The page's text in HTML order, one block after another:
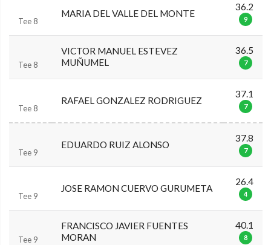
Tee 8
MARIA DEL VALLE DEL MONTE
36.2
9
Tee 8
VICTOR MANUEL ESTEVEZ
MUÑUMEL
36.5
7
Tee 8
RAFAEL GONZALEZ RODRIGUEZ
37.1
7
Tee 9
EDUARDO RUIZ ALONSO
37.8
7
Tee 9
JOSE RAMON CUERVO GURUMETA
26.4
4
Tee 9
FRANCISCO JAVIER FUENTES
MORAN
40.1
8